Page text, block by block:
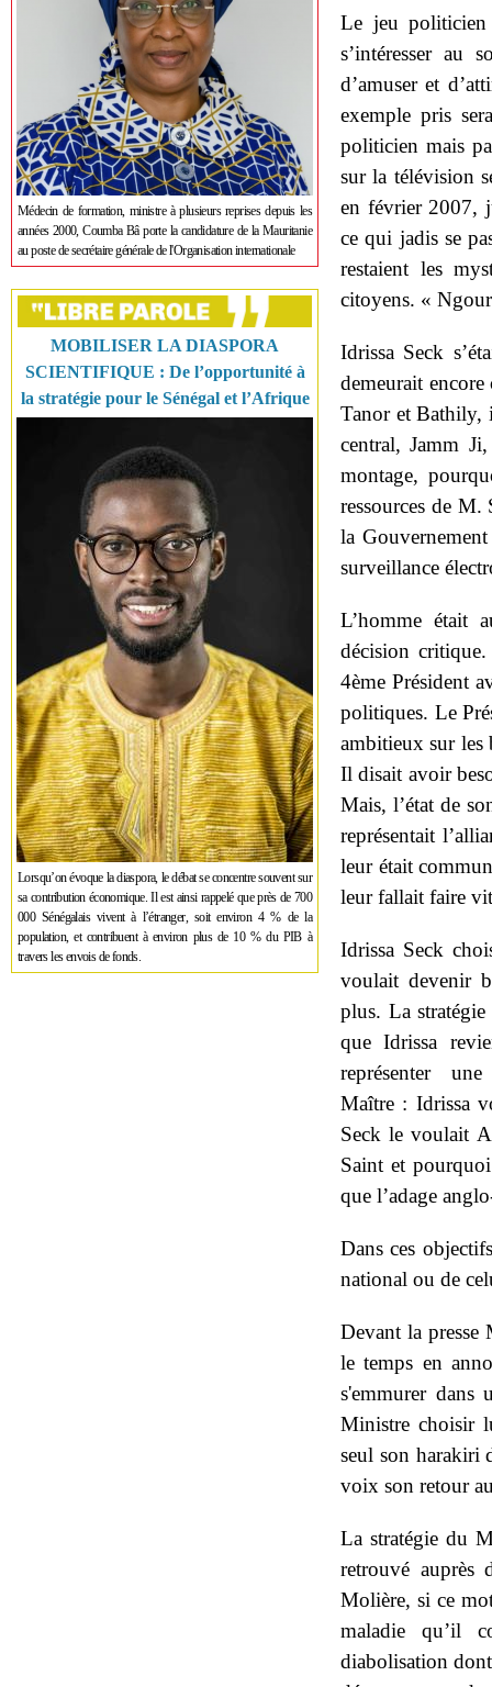
Médecin de formation, ministre à plusieurs reprises depuis les
années 2000, Coumba Bâ porte la candidature de la Mauritanie
au poste de secrétaire générale de l'Organisation internationale
MOBILISER LA DIASPORA
SCIENTIFIQUE : De l’opportunité à
la stratégie pour le Sénégal et l’Afrique
Lorsqu’on évoque la diaspora, le débat se concentre souvent sur
sa contribution économique. Il est ainsi rappelé que près de 700
000 Sénégalais vivent à l’étranger, soit environ 4 % de la
population, et contribuent à environ plus de 10 % du PIB à
travers les envois de fonds.
Le jeu politicien
s’intéresser
d’amuser et
exemple pris
politicien mais
sur la télévision
en février 2007,
ce qui jadis se
restaient les
citoyens. «
Idrissa Seck
demeurait encore
Tanor et Bathily,
central, Jamm
montage,
ressources de
la
surveillance
L’homme était
décision
4ème Président
politiques. Le
ambitieux sur les
Il disait avoir
Mais, l’état de
représentait
leur était
leur fallait faire
Idrissa Seck
voulait devenir
plus. La
que Idrissa
représenter
Maître : Idrissa
Seck le voulait
Saint et
que l’adage
Dans ces
national ou de
Devant la presse
le temps en
s'emmurer dans
Ministre choisir
seul son harakiri
voix son retour
La stratégie du
retrouvé
Molière, si ce
maladie qu’il
diabolisation